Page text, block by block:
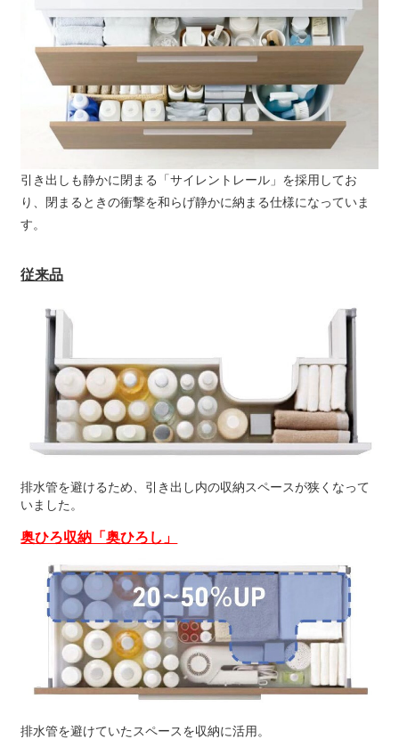
引き出しも静かに閉まる「サイレントレール」を採用してお
り、閉まるときの衝撃を和らげ静かに納まる仕様になっていま
す。
従来品
排水管を避けるため、引き出し内の収納スペースが狭くなって
いました。
奥ひろ収納「奥ひろし」
排水管を避けていたスペースを収納に活用。